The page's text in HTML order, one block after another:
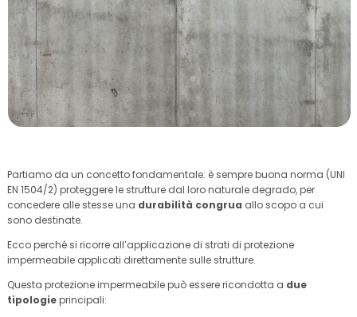
Partiamo da un concetto fondamentale: è sempre buona norma (UNI
EN 1504/2) proteggere le strutture dal loro naturale degrado, per
concedere alle stesse una durabilità congrua allo scopo a cui
sono destinate.
Ecco perché si ricorre all’applicazione di strati di protezione
impermeabile applicati direttamente sulle strutture.
Questa protezione impermeabile può essere ricondotta a due
tipologieprincipali: